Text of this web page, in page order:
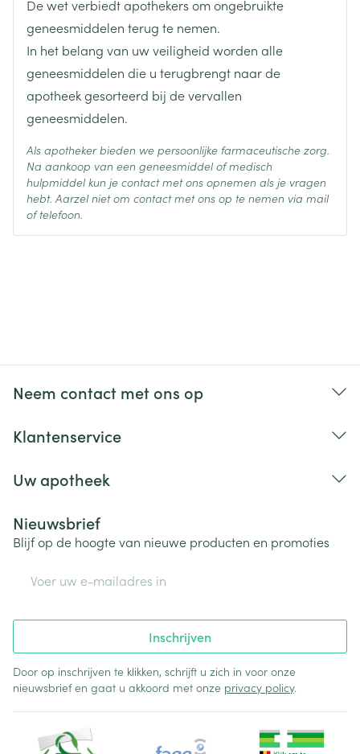
Verpakking
4
Behoud Kamertemperatuur (15°C - 25°C)
De wet verbiedt apothekers om ongebruikte
geneesmiddelen terug te nemen.
In het belang van uw veiligheid worden alle
geneesmiddelen die u terugbrengt naar de
apotheek gesorteerd bij de vervallen
geneesmiddelen.
Als apotheker bieden we persoonlijke farmaceutische zorg.
Na aankoop van een geneesmiddel of medisch
hulpmiddel kun je contact met ons opnemen als je vragen
hebt. Aarzel niet om contact met ons op te nemen via mail
of telefoon.
Neem contact met ons op
Klantenservice
Uw apotheek
Nieuwsbrief
Blijf op de hoogte van nieuwe producten en promoties
Inschrijven
Door op inschrijven te klikken, schrijft u zich in voor onze
nieuwsbrief en gaat u akkoord met onze privacy policy.